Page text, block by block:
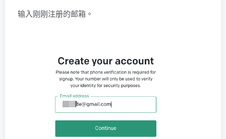
输入刚刚注册的邮箱。